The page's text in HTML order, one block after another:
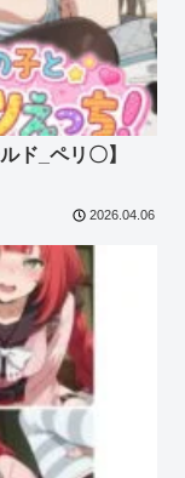
ド_ペリ〇】
2026.04.06